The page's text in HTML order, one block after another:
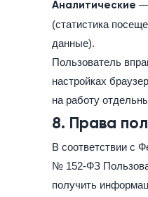
Аналитические —
(статистика
данные).
Пользователь
настройках
на работу
8. Права
В соответствии с
№ 152-ФЗ
получить